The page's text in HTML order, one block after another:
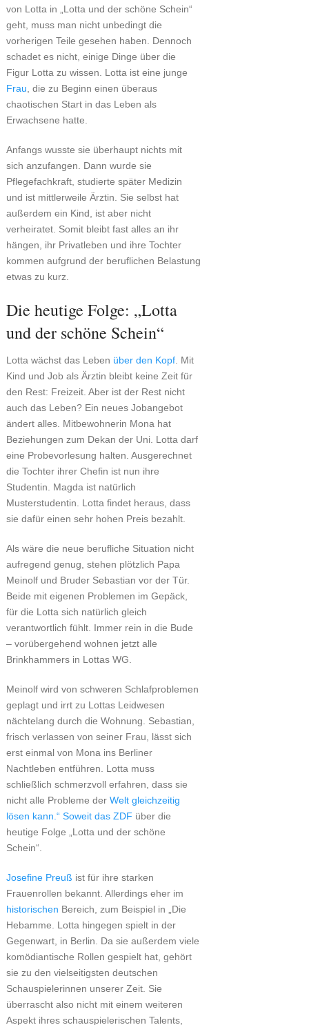
von Lotta in „Lotta und der schöne Schein“
geht, muss man nicht unbedingt die
vorherigen Teile gesehen haben. Dennoch
schadet es nicht, einige Dinge über die
Figur Lotta zu wissen. Lotta ist eine junge
Frau, die zu Beginn einen überaus
chaotischen Start in das Leben als
Erwachsene hatte.
Anfangs wusste sie überhaupt nichts mit
sich anzufangen. Dann wurde sie
Pflegefachkraft, studierte später Medizin
und ist mittlerweile Ärztin. Sie selbst hat
außerdem ein Kind, ist aber nicht
verheiratet. Somit bleibt fast alles an ihr
hängen, ihr Privatleben und ihre Tochter
kommen aufgrund der beruflichen Belastung
etwas zu kurz.
Die heutige Folge: „Lotta
und der schöne Schein“
Lotta wächst das Leben über den Kopf. Mit
Kind und Job als Ärztin bleibt keine Zeit für
den Rest: Freizeit. Aber ist der Rest nicht
auch das Leben? Ein neues Jobangebot
ändert alles. Mitbewohnerin Mona hat
Beziehungen zum Dekan der Uni. Lotta darf
eine Probevorlesung halten. Ausgerechnet
die Tochter ihrer Chefin ist nun ihre
Studentin. Magda ist natürlich
Musterstudentin. Lotta findet heraus, dass
sie dafür einen sehr hohen Preis bezahlt.
Als wäre die neue berufliche Situation nicht
aufregend genug, stehen plötzlich Papa
Meinolf und Bruder Sebastian vor der Tür.
Beide mit eigenen Problemen im Gepäck,
für die Lotta sich natürlich gleich
verantwortlich fühlt. Immer rein in die Bude
– vorübergehend wohnen jetzt alle
Brinkhammers in Lottas WG.
Meinolf wird von schweren Schlafproblemen
geplagt und irrt zu Lottas Leidwesen
nächtelang durch die Wohnung. Sebastian,
frisch verlassen von seiner Frau, lässt sich
erst einmal von Mona ins Berliner
Nachtleben entführen. Lotta muss
schließlich schmerzvoll erfahren, dass sie
nicht alle Probleme der Welt gleichzeitig
lösen kann.“ Soweit das ZDF über die
heutige Folge „Lotta und der schöne
Schein“.
Josefine Preuß ist für ihre starken
Frauenrollen bekannt. Allerdings eher im
historischen Bereich, zum Beispiel in „Die
Hebamme. Lotta hingegen spielt in der
Gegenwart, in Berlin. Da sie außerdem viele
komödiantische Rollen gespielt hat, gehört
sie zu den vielseitigsten deutschen
Schauspielerinnen unserer Zeit. Sie
überrascht also nicht mit einem weiteren
Aspekt ihres schauspielerischen Talents,